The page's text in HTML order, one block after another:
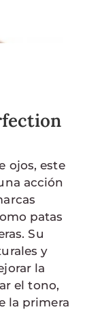
ojos, este
acción
patas
Su
y
la
el tono,
la primera